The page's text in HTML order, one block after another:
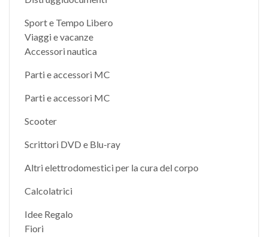
Sport e Tempo Libero
Viaggi e vacanze
Accessori nautica
Parti e accessori MC
Parti e accessori MC
Scooter
Scrittori DVD e Blu-ray
Altri elettrodomestici per la cura del corpo
Calcolatrici
Idee Regalo
Fiori